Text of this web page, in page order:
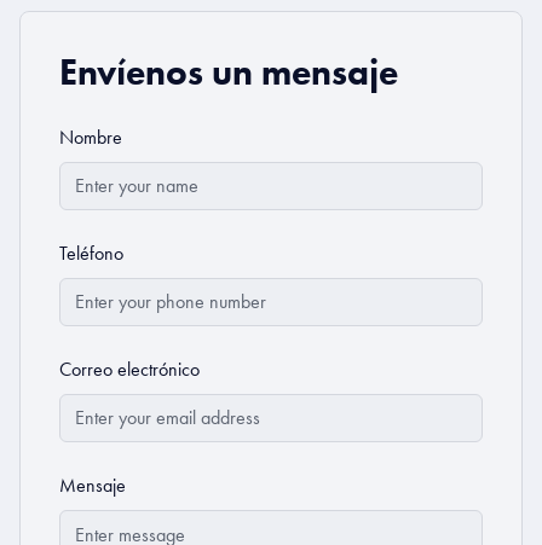
Envíenos un mensaje
Nombre
Teléfono
Correo electrónico
Mensaje